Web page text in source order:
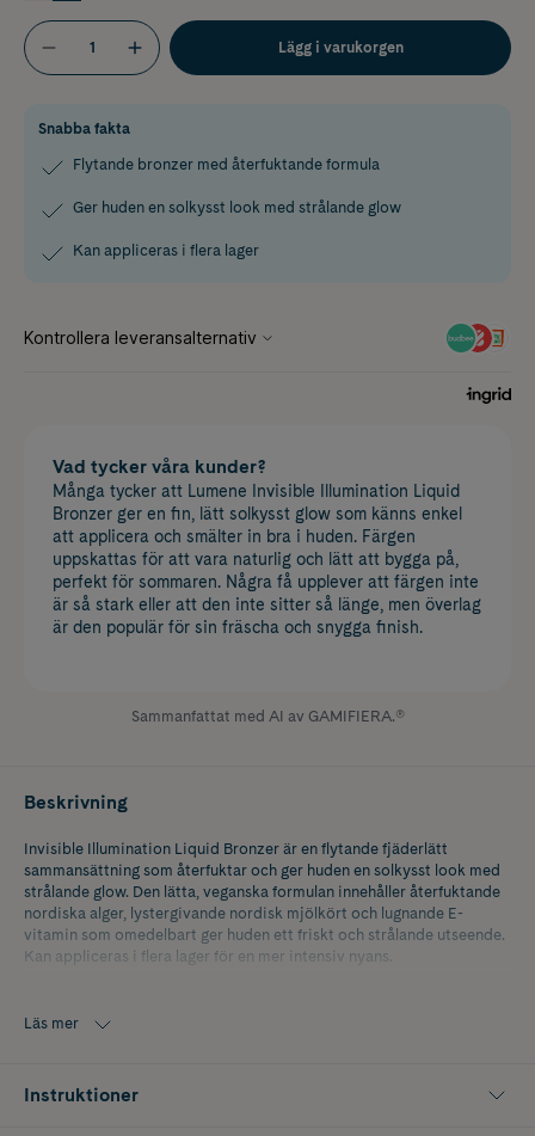
Lägg i varukorgen
Snabba fakta
Flytande bronzer med återfuktande formula
Ger huden en solkysst look med strålande glow
Kan appliceras i flera lager
Vad tycker våra kunder?
Många tycker att Lumene Invisible Illumination Liquid
Bronzer ger en fin, lätt solkysst glow som känns enkel
att applicera och smälter in bra i huden. Färgen
uppskattas för att vara naturlig och lätt att bygga på,
perfekt för sommaren. Några få upplever att färgen inte
är så stark eller att den inte sitter så länge, men överlag
är den populär för sin fräscha och snygga finish.
Sammanfattat med AI av GAMIFIERA.®
Beskrivning
Invisible Illumination Liquid Bronzer är en flytande fjäderlätt
sammansättning som återfuktar och ger huden en solkysst look med
strålande glow. Den lätta, veganska formulan innehåller återfuktande
nordiska alger, lystergivande nordisk mjölkört och lugnande E-
vitamin som omedelbart ger huden ett friskt och strålande utseende.
Kan appliceras i flera lager för en mer intensiv nyans.
Läs mer
Instruktioner